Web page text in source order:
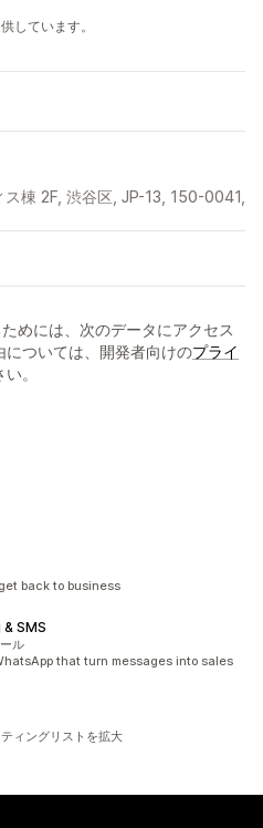
しています。
棟 2F, 渋谷区, JP-13, 150-0041,
めには、次のデータにアクセス
ついては、開発者向けのプライ
。
back to business
SMS
ル
that turn messages into sales
ィングリストを拡大